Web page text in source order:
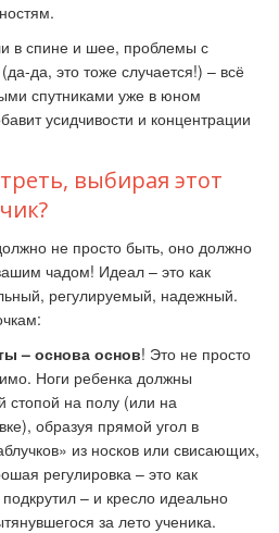
в спине и шее, проблемы с
да, это тоже случается!) – всё
спутниками уже в юном
усидчивости и концентрации
выбирая этот
не просто быть, оно должно
чадом! Идеал – это как
регулируемый, надежный.
– основа основ! Это не просто
Ноги ребенка должны
стопой на полу (или на
образуя прямой угол в
из носков или свисающих,
регулировка – это как
– и кресло идеально
за лето ученика.